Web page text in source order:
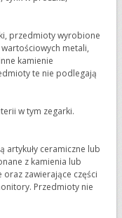
przedmioty wyrobione
metali,
kamienie
te nie podlegają
w tym zegarki.
artykuły ceramiczne lub
z kamienia lub
oraz zawierające części
Przedmioty nie